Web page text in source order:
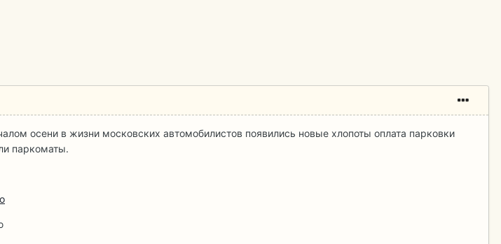
осени в жизни московских автомобилистов появились новые хлопоты оплата парковки
паркоматы.